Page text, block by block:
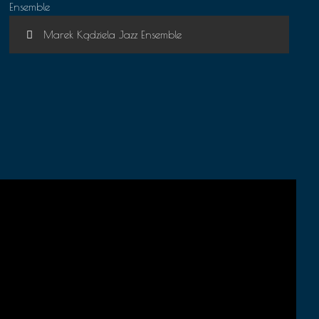
Marek Kądziela Jazz Ensemble